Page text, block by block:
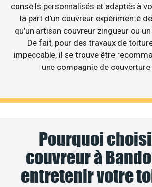
conseils personnalisés et adaptés à
la part d’un couvreur expérimenté
qu’un artisan couvreur zingueur ou
De fait, pour des travaux de
impeccable, il se trouve être
une compagnie de couverture
Pourquoi
couvreur à
entretenir votre